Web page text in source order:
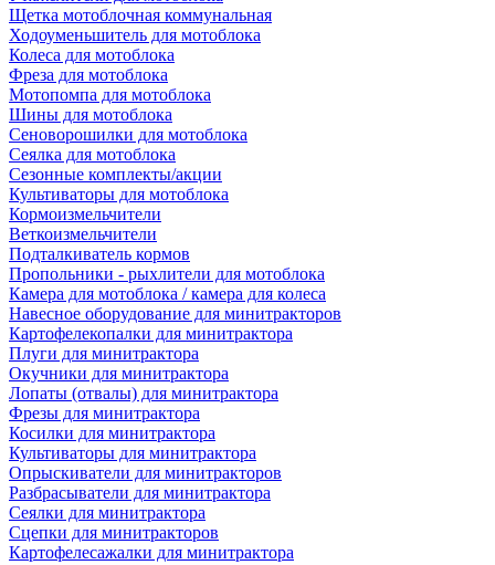
Щетка мотоблочная коммунальная
Ходоуменьшитель для мотоблока
Колеса для мотоблока
Фреза для мотоблока
Мотопомпа для мотоблока
Шины для мотоблока
Сеноворошилки для мотоблока
Сеялка для мотоблока
Сезонные комплекты/акции
Культиваторы для мотоблока
Кормоизмельчители
Веткоизмельчители
Подталкиватель кормов
Пропольники - рыхлители для мотоблока
Камера для мотоблока / камера для колеса
Навесное оборудование для минитракторов
Картофелекопалки для минитрактора
Плуги для минитрактора
Окучники для минитрактора
Лопаты (отвалы) для минитрактора
Фрезы для минитрактора
Косилки для минитрактора
Культиваторы для минитрактора
Опрыскиватели для минитракторов
Разбрасыватели для минитрактора
Сеялки для минитрактора
Сцепки для минитракторов
Картофелесажалки для минитрактора